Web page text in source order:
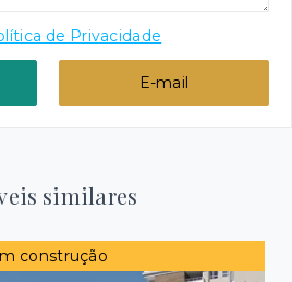
de Privacidade
E-mail
similares
construção